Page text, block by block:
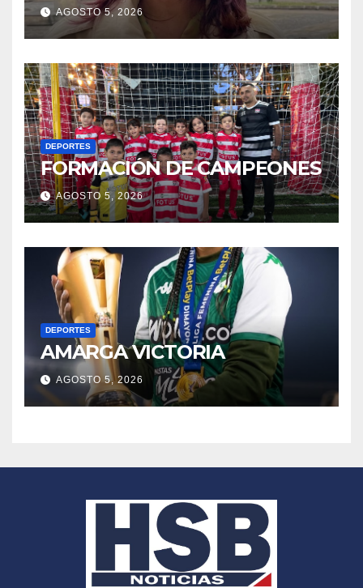
AGOSTO 5, 2026
DEPORTES
FORMACIÓN DE CAMPEONES
AGOSTO 5, 2026
DEPORTES
AMARGA VICTORIA
AGOSTO 5, 2026